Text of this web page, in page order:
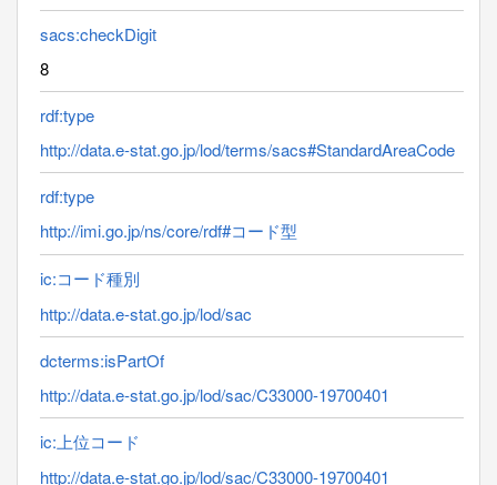
sacs:checkDigit
8
rdf:type
http://data.e-stat.go.jp/lod/terms/sacs#StandardAreaCode
rdf:type
http://imi.go.jp/ns/core/rdf#コード型
ic:コード種別
http://data.e-stat.go.jp/lod/sac
dcterms:isPartOf
http://data.e-stat.go.jp/lod/sac/C33000-19700401
ic:上位コード
http://data.e-stat.go.jp/lod/sac/C33000-19700401